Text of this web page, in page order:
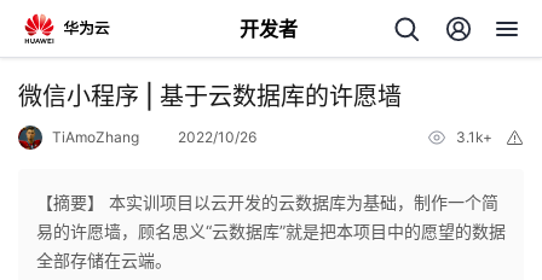
开发者
返
微信小程序 | 基于云数据库的许愿墙
TiAmoZhang 2022/10/26 3.1k+
【摘要】 本实训项目以云开发的云数据库为基础，制作一个简
易的许愿墙，顾名思义“云数据库”就是把本项目中的愿望的数据
全部存储在云端。